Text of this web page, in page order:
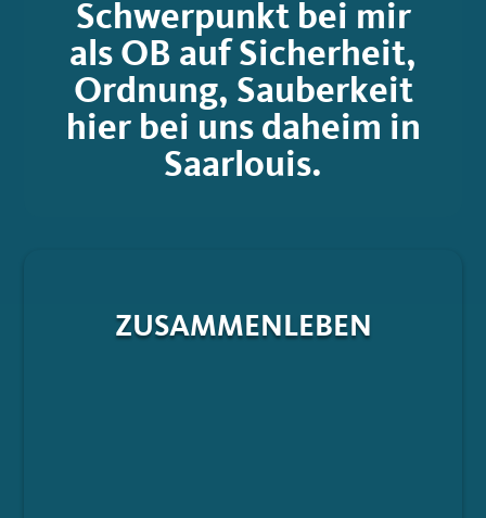
Schwerpunkt bei mir
als OB auf Sicherheit,
Ordnung, Sauberkeit
hier bei uns daheim in
Saarlouis.
ZUSAMMENLEBEN